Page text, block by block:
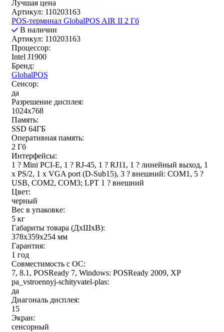
Лучшая цена
Артикул: 110203163
POS-терминал GlobalPOS AIR II 2 Гб
В наличии
Артикул: 110203163
Процессор:
Intel J1900
Бренд:
GlobalPOS
Сенсор:
да
Разрешение дисплея:
1024x768
Память:
SSD 64ГБ
Оперативная память:
2 Гб
Интерфейсы:
1 ? Mini PCI-E, 1 ? RJ-45, 1 ? RJ11, 1 ? линейный выход, 1
x PS/2, 1 x VGA port (D-Sub15), 3 ? внешний: COM1, 5 ?
USB, COM2, COM3; LPT 1 ? внешний
Цвет:
черный
Вес в упаковке:
5 кг
Габариты товара (ДxШxВ):
378x359x254 мм
Гарантия:
1 год
Совместимость с ОС:
7, 8.1, POSReady 7, Windows: POSReady 2009, XP
pa_vstroennyj-schityvatel-plas:
да
Диагональ дисплея:
15
Экран:
сенсорный